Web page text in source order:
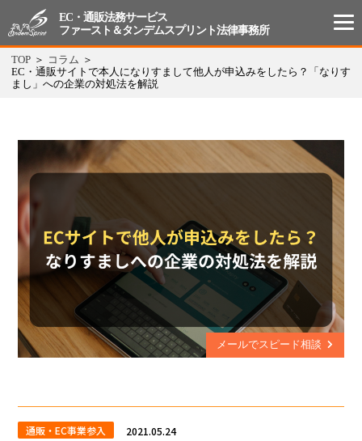
EC・通販法務サービス
ファースト＆タンデムスプリント法律事務所
TOP
コラム
EC・通販サイトで本人になりすまして他人が申込みをしたら？「なりす
まし」への企業の対処法を解説
メールでスピード相談
通販・EC事業参入 2021.05.24